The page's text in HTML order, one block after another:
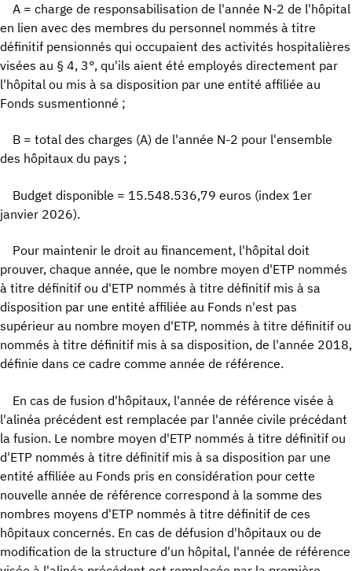
A = charge de responsabilisation de l'année N-2 de l'hôpital
en lien avec des membres du personnel nommés à titre
définitif pensionnés qui occupaient des activités hospitalières
visées au § 4, 3°, qu'ils aient été employés directement par
l'hôpital ou mis à sa disposition par une entité affiliée au
Fonds susmentionné ;
B = total des charges (A) de l'année N-2 pour l'ensemble
des hôpitaux du pays ;
Budget disponible = 15.548.536,79 euros (index 1er
janvier 2026).
Pour maintenir le droit au financement, l'hôpital doit
prouver, chaque année, que le nombre moyen d'ETP nommés
à titre définitif ou d'ETP nommés à titre définitif mis à sa
disposition par une entité affiliée au Fonds n'est pas
supérieur au nombre moyen d'ETP, nommés à titre définitif ou
nommés à titre définitif mis à sa disposition, de l'année 2018,
définie dans ce cadre comme année de référence.
En cas de fusion d'hôpitaux, l'année de référence visée à
l'alinéa précédent est remplacée par l'année civile précédant
la fusion. Le nombre moyen d'ETP nommés à titre définitif ou
d'ETP nommés à titre définitif mis à sa disposition par une
entité affiliée au Fonds pris en considération pour cette
nouvelle année de référence correspond à la somme des
nombres moyens d'ETP nommés à titre définitif de ces
hôpitaux concernés. En cas de défusion d'hôpitaux ou de
modification de la structure d'un hôpital, l'année de référence